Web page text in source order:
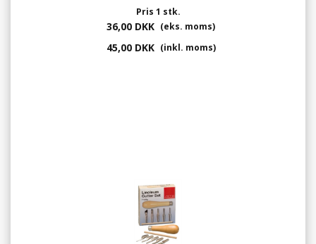
Pris 1 stk.
36,00 DKK (eks. moms)
45,00 DKK (inkl. moms)